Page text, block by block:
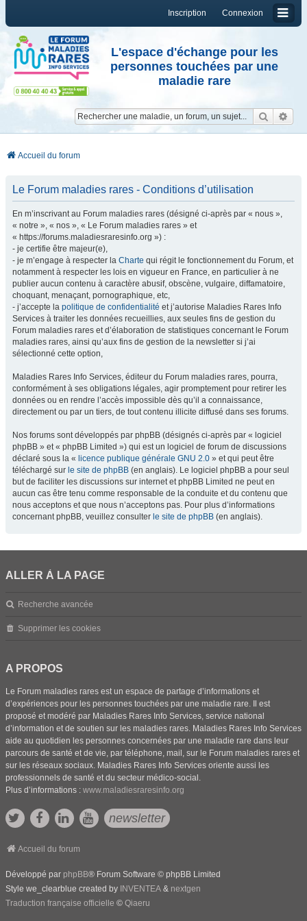
Connexion
Inscription
L'espace d'échange pour les
personnes touchées par une
maladie rare
Accueil du forum
Le Forum maladies rares - Conditions d’utilisation
En m’inscrivant au Forum maladies rares (désigné ci-après par « nous »,
« notre », « nos », « Le Forum maladies rares » et
« https://forums.maladiesraresinfo.org ») :
- je certifie être majeur(e),
- je m’engage à respecter la Charte qui régit le fonctionnement du Forum, et
notamment à respecter les lois en vigueur en France, en particulier à ne
publier aucun contenu à caractère abusif, obscène, vulgaire, diffamatoire,
choquant, menaçant, pornographique, etc,
- j’accepte la politique de confidentialité et j’autorise Maladies Rares Info
Services à traiter les données recueillies, aux seules fins de gestion du
Forum maladies rares et d’élaboration de statistiques concernant le Forum
maladies rares, ainsi qu’aux fins de gestion de la newsletter si j’ai
sélectionné cette option,
Maladies Rares Info Services, éditeur du Forum maladies rares, pourra,
conformément à ses obligations légales, agir promptement pour retirer les
données ou en rendre l’accès impossible dès qu’il a connaissance,
directement ou par un tiers, de tout contenu illicite diffusé dans ses forums.
Nos forums sont développés par phpBB (désignés ci-après par « logiciel
phpBB » et « phpBB Limited ») qui est un logiciel de forum de discussions
déclaré sous la « licence publique générale GNU 2.0 » et qui peut être
téléchargé sur le site de phpBB (en anglais). Le logiciel phpBB a pour seul
but de faciliter les discussions sur internet et phpBB Limited ne peut en
aucun cas être tenu comme responsable de la conduite et du contenu que
nous acceptons et que nous n’acceptons pas. Pour plus d’informations
concernant phpBB, veuillez consulter le site de phpBB (en anglais).
ALLER À LA PAGE
Recherche avancée
Supprimer les cookies
A PROPOS
Le Forum maladies rares est un espace de partage d’informations et
d’expériences pour les personnes touchées par une maladie rare. Il est
proposé et modéré par Maladies Rares Info Services, service national
d’information et de soutien sur les maladies rares. Maladies Rares Info Services
aide au quotidien les personnes concernées par une maladie rare dans leur
parcours de santé et de vie, par téléphone, mail, sur le Forum maladies rares et
sur les réseaux sociaux. Maladies Rares Info Services oriente aussi les
professionnels de santé et du secteur médico-social.
Plus d’informations : www.maladiesraresinfo.org
newsletter
Accueil du forum
Développé par phpBB® Forum Software © phpBB Limited
Style we_clearblue created by INVENTEA & nextgen
Traduction française officielle © Qiaeru